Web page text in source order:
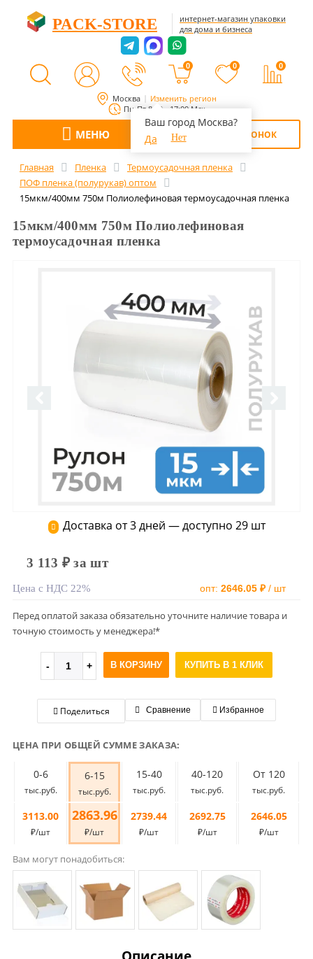
Москва Изменить регион
Ваш город Москва?
Да
Нет
Пн-Пт 8:00 - 17:00 Мск
PACK-STORE
интернет-магазин упаковки
для дома и бизнеса
0 0 0
МЕНЮ ОБРАТНЫЙ ЗВОНОК
Главная Пленка
Термоусадочная пленка
ПОФ пленка (полурукав) оптом
15мкм/400мм 750м Полиолефиновая термоусадочная пленка
15мкм/400мм 750м Полиолефиновая
термоусадочная пленка
Доставка от 3 дней — доступно 29 шт
3 113 ₽ за шт
Цена с НДС 22% опт: 2646.05 ₽/ шт
Перед оплатой заказа обязательно уточните наличие товара и
точную стоимость у менеджера!*
В КОРЗИНУ КУПИТЬ В 1 КЛИК
Поделиться Сравнение Избранное
ЦЕНА ПРИ ОБЩЕЙ СУММЕ ЗАКАЗА:
0-6
тыс.руб.
6-15
тыс.руб.
15-40
тыс.руб.
40-120
тыс.руб.
От 120
тыс.руб.
3113.00
₽/шт
2863.96
₽/шт
2739.44
₽/шт
2692.75
₽/шт
2646.05
₽/шт
Вам могут понадобиться: